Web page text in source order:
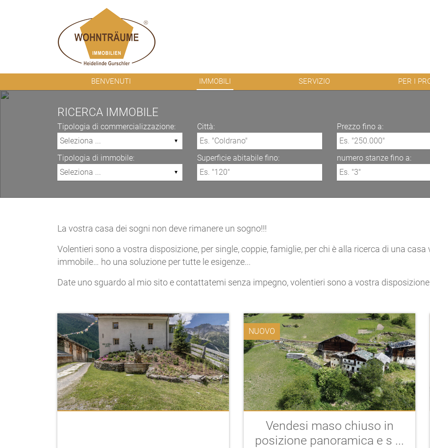
BENVENUTI IMMOBILI SERVIZIO PER I
RICERCA IMMOBILE
Tipologia di commercializzazione: Città: Prezzo fino a:
Tipologia di immobile: Superficie abitabile fino: numero stanze fino a:
La vostra casa dei sogni non deve rimanere un sogno!!!
Volentieri sono a vostra disposizione, per single, coppie, famiglie, per chi è alla ricerca di una
immobile… ho una soluzione per tutte le esigenze...
Date uno sguardo al mio sito e contattatemi senza impegno, volentieri sono a vostra
NUOVO
Vendesi maso chiuso in
posizione panoramica e s ...